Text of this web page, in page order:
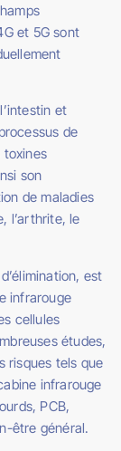
et 5G sont
et
de
toxines
son
de maladies
l’arthrite, le
est
infrarouge
cellules
études,
risques tels que
infrarouge
PCB,
être général.